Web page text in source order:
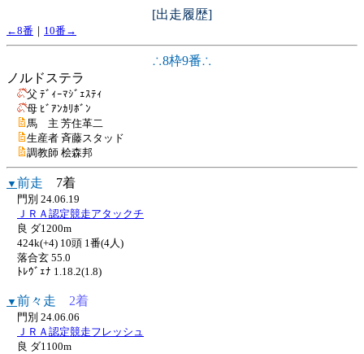
[出走履歴]
←8番 ｜ 10番→
∴8枠9番∴
ノルドステラ
父 ﾃﾞｨｰﾏｼﾞｪｽﾃｨ
母 ﾋﾞｱﾝｶﾘﾎﾞﾝ
馬 主 芳住革二
生産者 斉藤スタッド
調教師 桧森邦
▼ 前走 7着
門別 24.06.19
ＪＲＡ認定競走アタックチ
良 ダ1200m
424k(+4) 10頭 1番(4人)
落合玄 55.0
ﾄﾚｳﾞｪﾅ 1.18.2(1.8)
▼ 前々走 2着
門別 24.06.06
ＪＲＡ認定競走フレッシュ
良 ダ1100m